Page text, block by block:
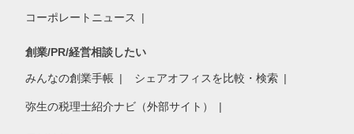
コーポレートニュース
創業/PR/経営相談したい
みんなの創業手帳 シェアオフィスを比較・検索
弥生の税理士紹介ナビ（外部サイト）